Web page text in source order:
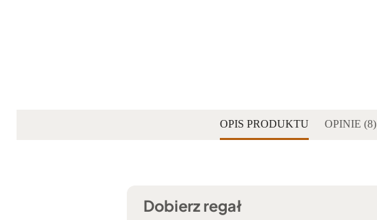
OPIS PRODUKTU OPINIE (8)
Dobierz regał